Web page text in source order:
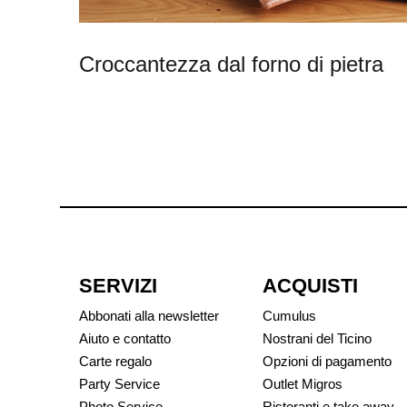
Croccantezza dal forno di pietra
SERVIZI
Abbonati alla newsletter
Aiuto e contatto
Carte regalo
Party Service
ACQUISTI
Cumulus
Nostrani del Ticino
Opzioni di pagamento
Outlet Migros